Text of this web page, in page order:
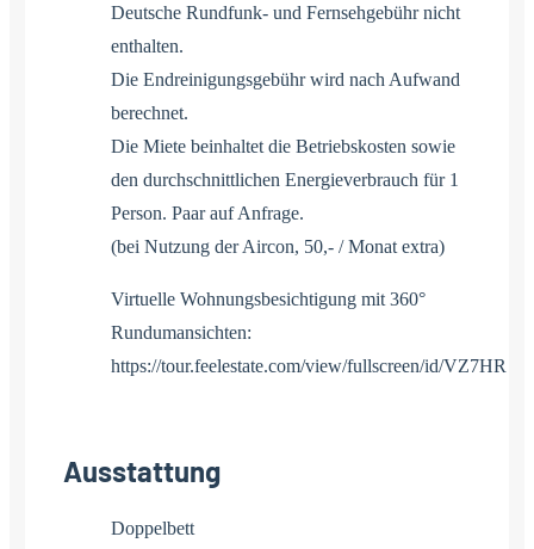
Deutsche Rundfunk- und Fernsehgebühr nicht
enthalten.
Die Endreinigungsgebühr wird nach Aufwand
berechnet.
Die Miete beinhaltet die Betriebskosten sowie
den durchschnittlichen Energieverbrauch für 1
Person. Paar auf Anfrage.
(bei Nutzung der Aircon, 50,- / Monat extra)
Virtuelle Wohnungsbesichtigung mit 360°
Rundumansichten:
https://tour.feelestate.com/view/fullscreen/id/VZ7HR
Ausstattung
Doppelbett